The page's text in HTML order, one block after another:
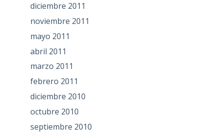
diciembre 2011
noviembre 2011
mayo 2011
abril 2011
marzo 2011
febrero 2011
diciembre 2010
octubre 2010
septiembre 2010